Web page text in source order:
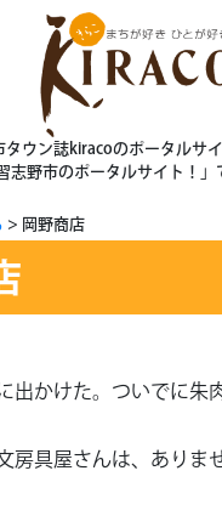
ウン誌kiracoのポータルサイ
志野市のポータルサイト！」
岡野商店
出かけた。ついでに朱
房具屋さんは、ありま